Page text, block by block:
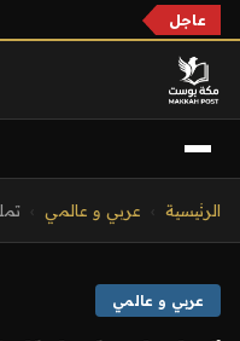
عاجل
الرئيسية عربي و عالمي
عربي و عالمي